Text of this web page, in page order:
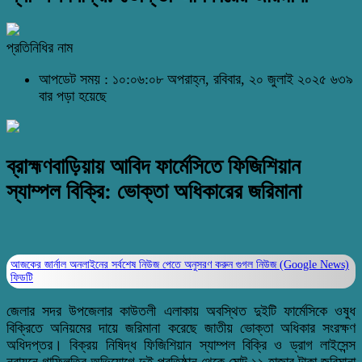
প্রতিনিধির নাম
আপডেট সময় : ১০:০৬:০৮ অপরাহ্ন, রবিবার, ২০ জুলাই ২০২৫ ৬৩৯
বার পড়া হয়েছে
ব্রাহ্মণবাড়িয়ায় আবিদ ফার্মেসিতে ফিজিশিয়ান
স্যাম্পল বিক্রি: ভোক্তা অধিকারের জরিমানা
আজকের জার্নাল অনলাইনের সর্বশেষ নিউজ পেতে অনুসরণ করুন গুগল নিউজ (Google News)
ফিডটি
জেলার সদর উপজেলার কাউতলী এলাকায় অবস্থিত দুইটি ফার্মেসিকে ওষুধ
বিক্রিতে অনিয়মের দায়ে জরিমানা করেছে জাতীয় ভোক্তা অধিকার সংরক্ষণ
অধিদপ্তর। বিক্রয় নিষিদ্ধ ফিজিশিয়ান স্যাম্পল বিক্রি ও ড্রাগ লাইসেন্স